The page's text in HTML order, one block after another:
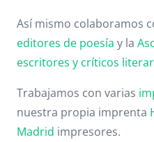
Así mismo colaboramos
editores de poesía y la
escritores y críticos
Trabajamos con varias
nuestra propia imprenta
Madrid impresores.